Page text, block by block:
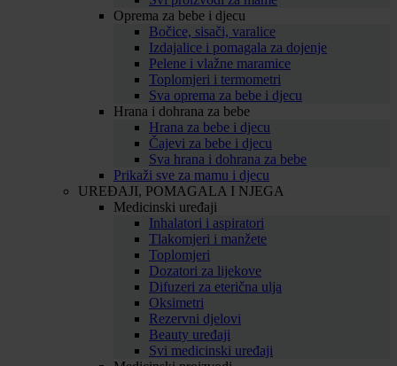
Oprema za bebe i djecu
Bočice, sisači, varalice
Izdajalice i pomagala za dojenje
Pelene i vlažne maramice
Toplomjeri i termometri
Sva oprema za bebe i djecu
Hrana i dohrana za bebe
Hrana za bebe i djecu
Čajevi za bebe i djecu
Sva hrana i dohrana za bebe
Prikaži sve za mamu i djecu
UREĐAJI, POMAGALA I NJEGA
Medicinski uređaji
Inhalatori i aspiratori
Tlakomjeri i manžete
Toplomjeri
Dozatori za lijekove
Difuzeri za eterična ulja
Oksimetri
Rezervni djelovi
Beauty uređaji
Svi medicinski uređaji